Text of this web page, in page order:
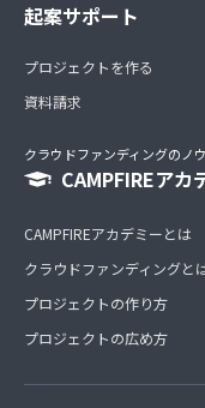
起案サポート
プロジェクトを作る
資料請求
クラウドファンディングのノ
CAMPFIREアカ
CAMPFIREアカデミーとは
クラウドファンディングと
プロジェクトの作り方
プロジェクトの広め方